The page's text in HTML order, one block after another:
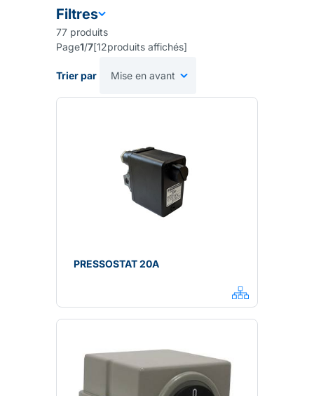
Filtres
77 produits
Page1/7[12produits affichés]
Trier par
PRESSOSTAT 20A